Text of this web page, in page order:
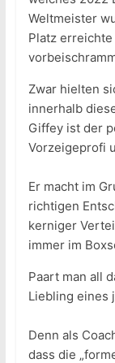
Weltmeister
Platz
Zwar hielten
innerhalb
Giffey ist der
Vorzeigeprofi
Er macht im
richtigen
kerniger
immer im
Paart man all
Liebling eines
Denn als
dass die